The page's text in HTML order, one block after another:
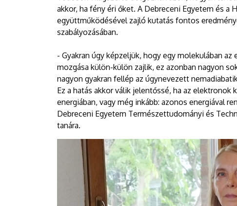
akkor, ha fény éri őket. A Debreceni Egyetem és a
együttműködésével zajló kutatás fontos
szabályozásában.
- Gyakran úgy képzeljük, hogy egy molekulában
mozgása külön-külön zajlik, ez azonban nagyon
nagyon gyakran fellép az úgynevezett
Ez a hatás akkor válik jelentőssé, ha az
energiában, vagy még inkább: azonos energiával
Debreceni Egyetem Természettudományi és
tanára.